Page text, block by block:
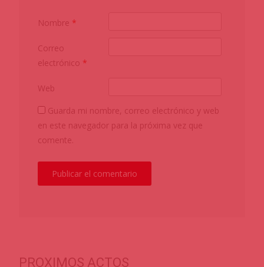
Nombre *
Correo
electrónico *
Web
Guarda mi nombre, correo electrónico y web
en este navegador para la próxima vez que
comente.
PROXIMOS ACTOS